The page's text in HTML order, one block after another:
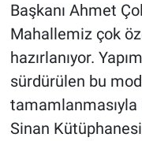
Başkanı Ahmet
Mahallemiz çok
hazırlanıyor.
sürdürülen bu
Sinan Kütüphanesi